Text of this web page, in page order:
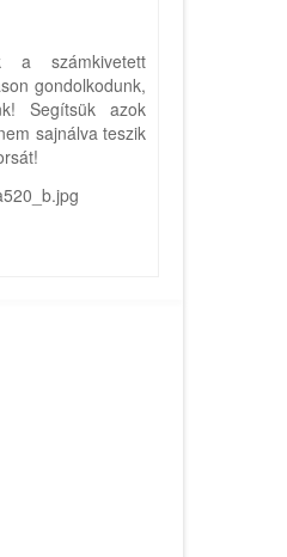
a számkivetett
gondolkodunk,
Segítsük azok
sajnálva teszik